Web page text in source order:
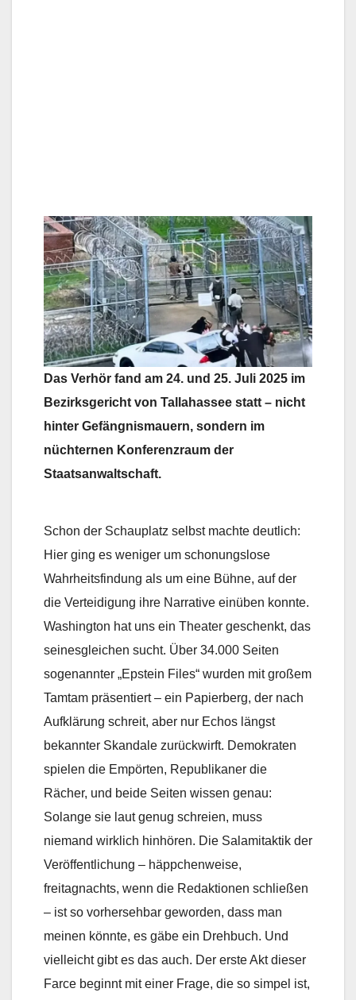
Das Verhör fand am 24. und 25. Juli 2025 im
Bezirksgericht von Tallahassee statt – nicht
hinter Gefängnismauern, sondern im
nüchternen Konferenzraum der
Staatsanwaltschaft.
Schon der Schauplatz selbst machte deutlich:
Hier ging es weniger um schonungslose
Wahrheitsfindung als um eine Bühne, auf der
die Verteidigung ihre Narrative einüben konnte.
Washington hat uns ein Theater geschenkt, das
seinesgleichen sucht. Über 34.000 Seiten
sogenannter „Epstein Files“ wurden mit großem
Tamtam präsentiert – ein Papierberg, der nach
Aufklärung schreit, aber nur Echos längst
bekannter Skandale zurückwirft. Demokraten
spielen die Empörten, Republikaner die
Rächer, und beide Seiten wissen genau:
Solange sie laut genug schreien, muss
niemand wirklich hinhören. Die Salamitaktik der
Veröffentlichung – häppchenweise,
freitagnachts, wenn die Redaktionen schließen
– ist so vorhersehbar geworden, dass man
meinen könnte, es gäbe ein Drehbuch. Und
vielleicht gibt es das auch. Der erste Akt dieser
Farce beginnt mit einer Frage, die so simpel ist,